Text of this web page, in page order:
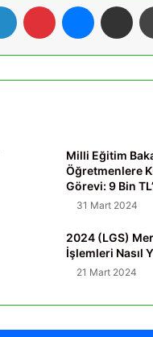
Milli Eğitim
Öğretmenlere
Görevi: 9 Bin
31 Mart 2024
2024 (LGS)
İşlemleri Nasıl
21 Mart 2024